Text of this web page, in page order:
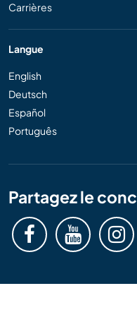
Carrières
Langue
English
Deutsch
Español
Português
Partagez le